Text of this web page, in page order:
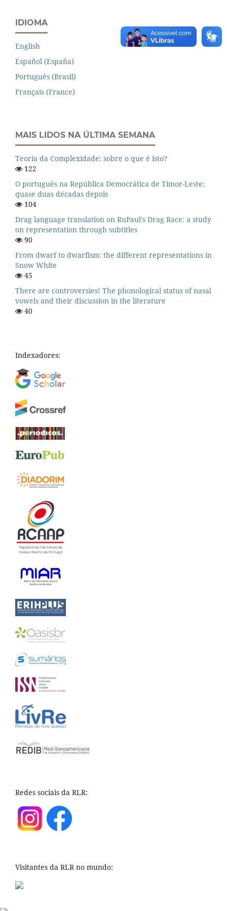
IDIOMA
English
Español (España)
Português (Brasil)
Français (France)
MAIS LIDOS NA ÚLTIMA SEMANA
Teoria da Complexidade: sobre o que é isto?
122
O português na República Democrática de Timor-Leste:
quase duas décadas depois
104
Drag language translation on RuPaul’s Drag Race: a study
on representation through subtitles
90
From dwarf to dwarfism: the different representations in
Snow White
45
There are controversies! The phonological status of nasal
vowels and their discussion in the literature
40
Indexadores:
Redes sociais da RLR:
Visitantes da RLR no mundo: